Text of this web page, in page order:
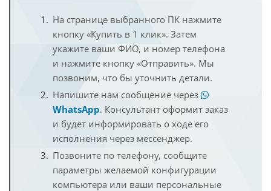
На странице выбранного ПК нажмите
кнопку «Купить в 1 клик». Затем
укажите ваши ФИО, и номер телефона
и нажмите кнопку «Отправить». Мы
позвоним, что бы уточнить детали.
Напишите нам сообщение через
WhatsApp. Консультант оформит заказ
и будет информировать о ходе его
исполнения через мессенджер.
Позвоните по телефону, сообщите
параметры желаемой конфигурации
компьютера или ваши персональные